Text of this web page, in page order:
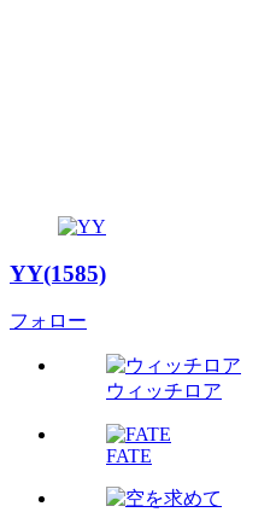
YY(1585)
フォロー
ウィッチロア
FATE